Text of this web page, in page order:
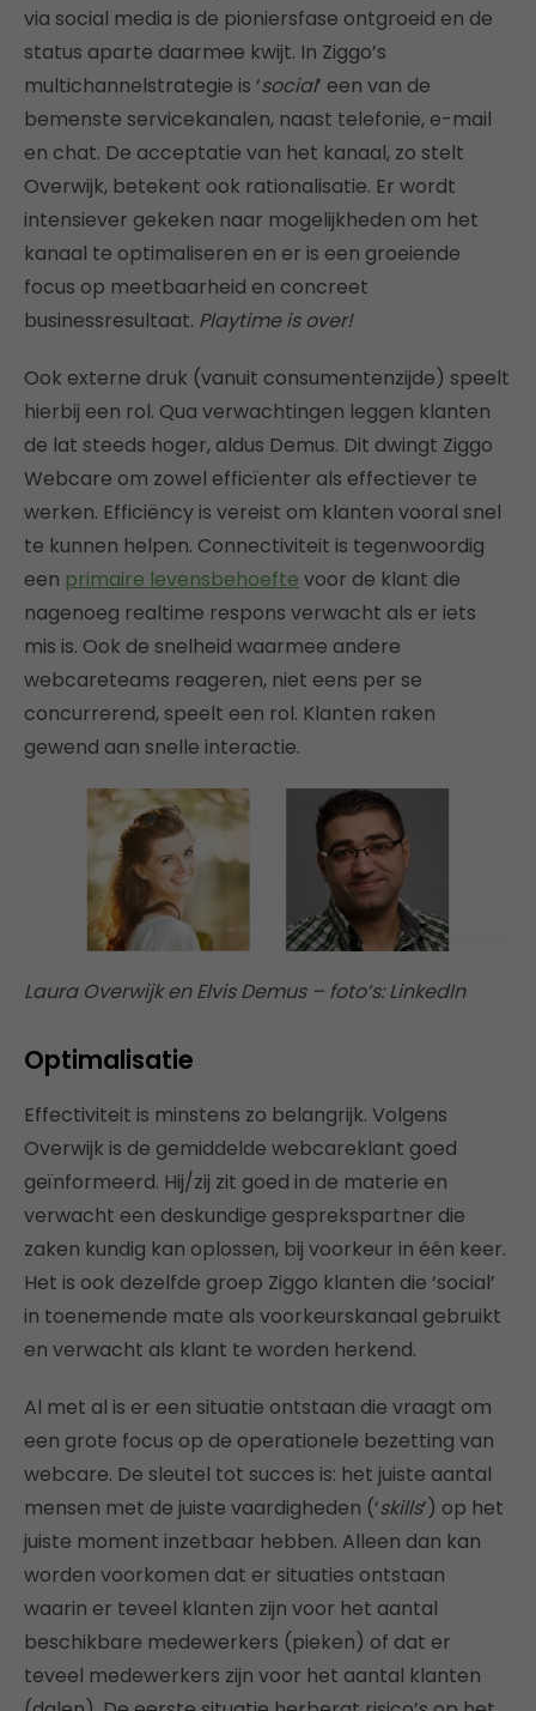
via social media is de pioniersfase ontgroeid en de
status aparte daarmee kwijt. In Ziggo’s
multichannelstrategie is ‘social’ een van de
bemenste servicekanalen, naast telefonie, e-mail
en chat. De acceptatie van het kanaal, zo stelt
Overwijk, betekent ook rationalisatie. Er wordt
intensiever gekeken naar mogelijkheden om het
kanaal te optimaliseren en er is een groeiende
focus op meetbaarheid en concreet
businessresultaat. Playtime is over!
Ook externe druk (vanuit consumentenzijde) speelt
hierbij een rol. Qua verwachtingen leggen klanten
de lat steeds hoger, aldus Demus. Dit dwingt Ziggo
Webcare om zowel efficïenter als effectiever te
werken. Efficiëncy is vereist om klanten vooral snel
te kunnen helpen. Connectiviteit is tegenwoordig
een primaire levensbehoefte voor de klant die
nagenoeg realtime respons verwacht als er iets
mis is. Ook de snelheid waarmee andere
webcareteams reageren, niet eens per se
concurrerend, speelt een rol. Klanten raken
gewend aan snelle interactie.
Laura Overwijk en Elvis Demus – foto’s: LinkedIn
Optimalisatie
Effectiviteit is minstens zo belangrijk. Volgens
Overwijk is de gemiddelde webcareklant goed
geïnformeerd. Hij/zij zit goed in de materie en
verwacht een deskundige gesprekspartner die
zaken kundig kan oplossen, bij voorkeur in één keer.
Het is ook dezelfde groep Ziggo klanten die ‘social’
in toenemende mate als voorkeurskanaal gebruikt
en verwacht als klant te worden herkend.
Al met al is er een situatie ontstaan die vraagt om
een grote focus op de operationele bezetting van
webcare. De sleutel tot succes is: het juiste aantal
mensen met de juiste vaardigheden (‘skills’) op het
juiste moment inzetbaar hebben. Alleen dan kan
worden voorkomen dat er situaties ontstaan
waarin er teveel klanten zijn voor het aantal
beschikbare medewerkers (pieken) of dat er
teveel medewerkers zijn voor het aantal klanten